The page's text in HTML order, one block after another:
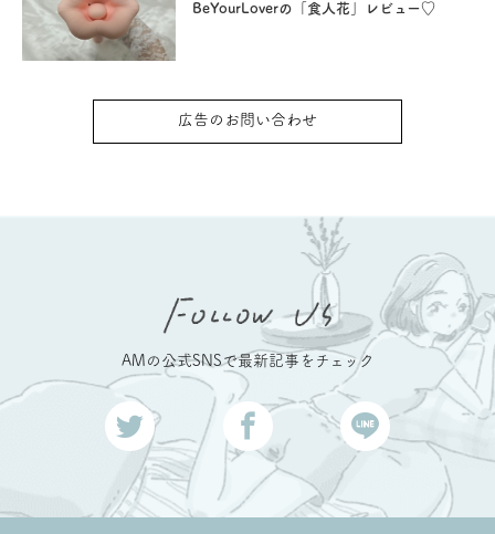
BeYourLoverの「食人花」レビュー♡
広告のお問い合わせ
AMの公式SNSで最新記事をチェック